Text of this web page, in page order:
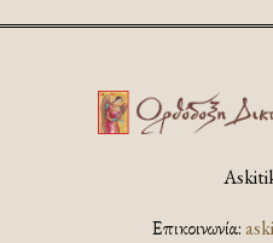
Επικοινωνία: